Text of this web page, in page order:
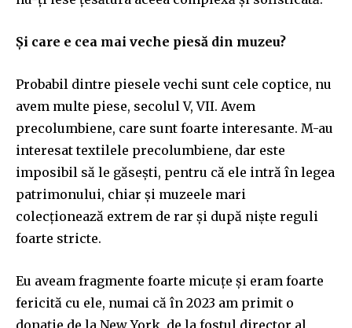
Și care e cea mai veche piesă din muzeu?
Probabil dintre piesele vechi sunt cele coptice, nu
avem multe piese, secolul V, VII. Avem
precolumbiene, care sunt foarte interesante. M-au
interesat textilele precolumbiene, dar este
imposibil să le găsești, pentru că ele intră în legea
patrimonului, chiar și muzeele mari
colecționează extrem de rar și după niște reguli
foarte stricte.
Eu aveam fragmente foarte micuțe și eram foarte
fericită cu ele, numai că în 2023 am primit o
donație de la New York, de la fostul director al